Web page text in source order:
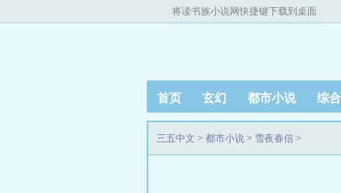
将读书族小说网快捷键下载到桌面
首页 玄幻 都市小说 综
三五中文 > 都市小说 > 雪夜春信 >